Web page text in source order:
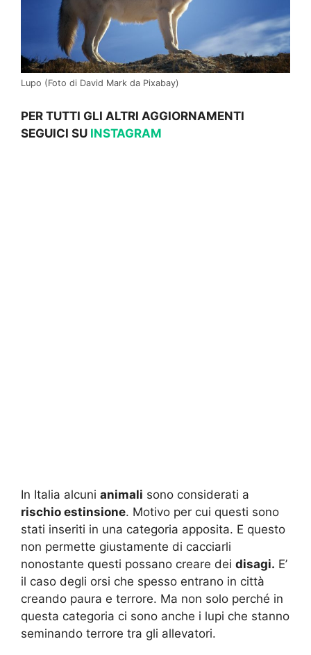
Lupo (Foto di David Mark da Pixabay)
PER TUTTI GLI ALTRI AGGIORNAMENTI
SEGUICI SU INSTAGRAM
In Italia alcuni animali sono considerati a
rischio estinsione. Motivo per cui questi sono
stati inseriti in una categoria apposita. E questo
non permette giustamente di cacciarli
nonostante questi possano creare dei disagi. E’
il caso degli orsi che spesso entrano in città
creando paura e terrore. Ma non solo perché in
questa categoria ci sono anche i lupi che stanno
seminando terrore tra gli allevatori.